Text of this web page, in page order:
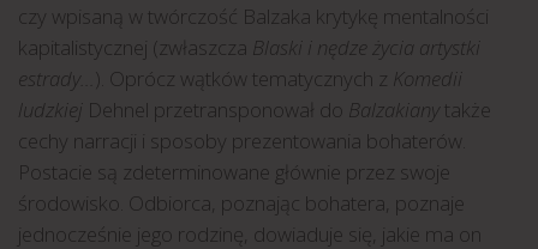
czy wpisaną w twórczość Balzaka krytykę mentalności
kapitalistycznej (zwłaszcza Blaski i nędze życia artystki
estrady… ). Oprócz wątków tematycznych z Komedii
ludzkiej Dehnel przetransponował do Balzakiany także
cechy narracji i sposoby prezentowania bohaterów.
Postacie są zdeterminowane głównie przez swoje
środowisko. Odbiorca, poznając bohatera, poznaje
jednocześnie jego rodzinę, dowiaduje się, jakie ma on